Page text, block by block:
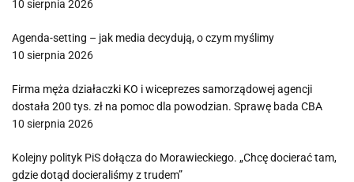
10 sierpnia 2026
Agenda-setting – jak media decydują, o czym myślimy
10 sierpnia 2026
Firma męża działaczki KO i wiceprezes samorządowej agencji
dostała 200 tys. zł na pomoc dla powodzian. Sprawę bada CBA
10 sierpnia 2026
Kolejny polityk PiS dołącza do Morawieckiego. „Chcę docierać tam,
gdzie dotąd docieraliśmy z trudem”